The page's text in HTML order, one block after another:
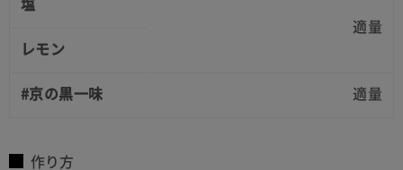
塩
適量
レモン
#京の黒一味 適量
作り方